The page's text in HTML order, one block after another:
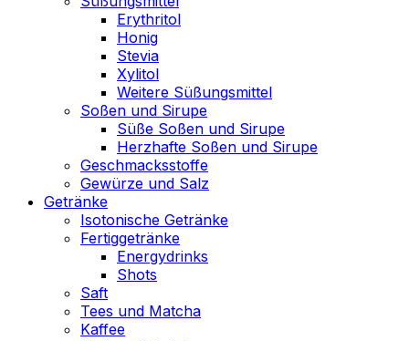
Erythritol
Honig
Stevia
Xylitol
Weitere Süßungsmittel
Soßen und Sirupe
Süße Soßen und Sirupe
Herzhafte Soßen und Sirupe
Geschmacksstoffe
Gewürze und Salz
Getränke
Isotonische Getränke
Fertiggetränke
Energydrinks
Shots
Saft
Tees und Matcha
Kaffee